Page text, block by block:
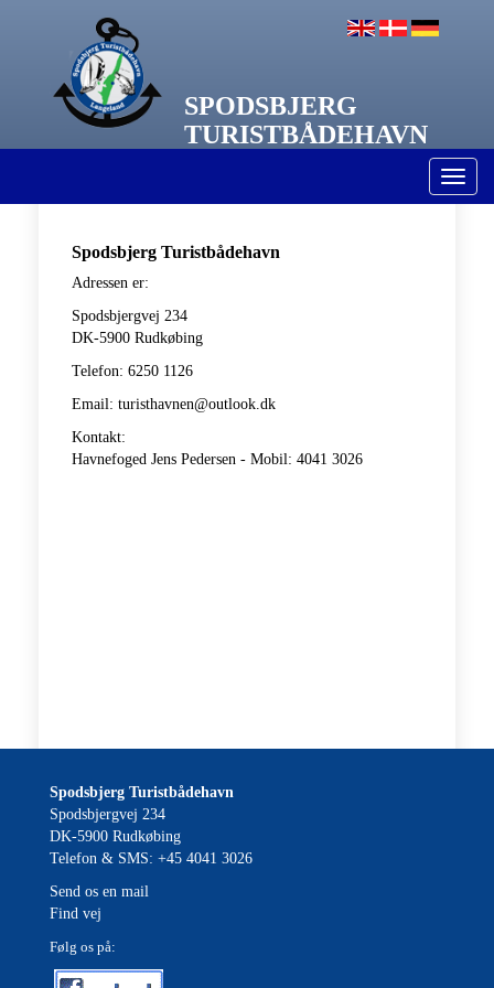
SPODSBJERG
TURISTBÅDEHAVN
Toggle
Spodsbjerg Turistbådehavn
Adressen er:
Spodsbjergvej 234
DK-5900 Rudkøbing
Telefon: 6250 1126
Email: turisthavnen@outlook.dk
Kontakt:
Havnefoged Jens Pedersen - Mobil: 4041 3026
Spodsbjerg Turistbådehavn
Spodsbjergvej 234
DK-5900 Rudkøbing
Telefon & SMS: +45 4041 3026
Send os en mail
Find vej
Følg os på: